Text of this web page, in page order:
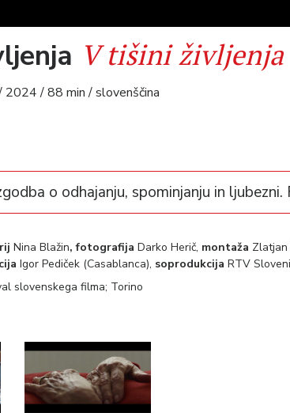
V tišini življenja
2024 / 88 min / slovenščina
o odhajanju, spominjanju in ljubezni.
Nina Blažin,fotografija Darko Herič, montaža Zlatjan
Igor Pediček (Casablanca), soprodukcija RTV
slovenskega filma; Torino